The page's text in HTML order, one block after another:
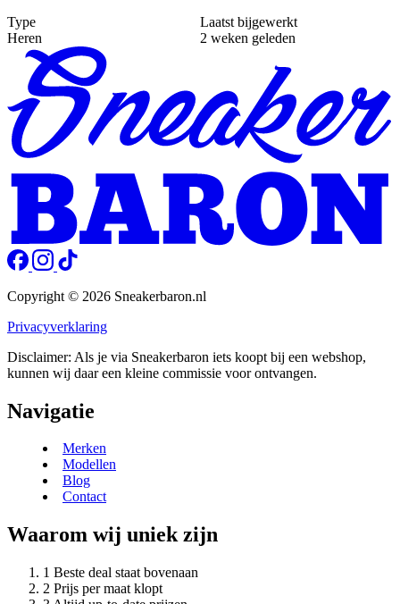
Type
Heren
Laatst bijgewerkt
2 weken geleden
Copyright © 2026 Sneakerbaron.nl
Privacyverklaring
Disclaimer: Als je via Sneakerbaron iets koopt bij een webshop,
kunnen wij daar een kleine commissie voor ontvangen.
Navigatie
Merken
Modellen
Blog
Contact
Waarom wij uniek zijn
Beste deal staat bovenaan
Prijs per maat klopt